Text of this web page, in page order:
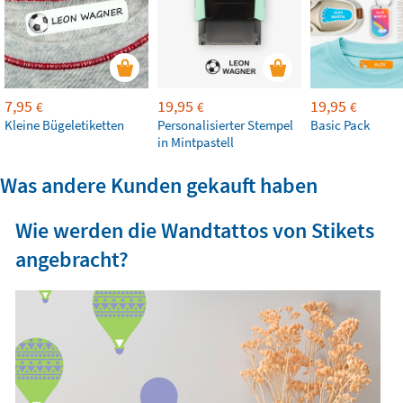
7,95 €
Kleine Bügeletiketten
19,95 €
Personalisierter Stempel
in Mintpastell
19,95 €
Basic Pack
Was andere Kunden gekauft haben
Wie werden die Wandtattos von Stikets
angebracht?